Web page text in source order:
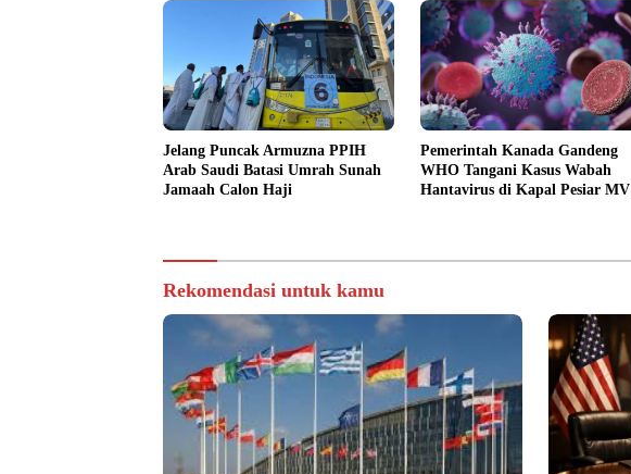
Jelang Puncak Armuzna PPIH
Arab Saudi Batasi Umrah Sunah
Jamaah Calon Haji
Pemerintah Kanada Gandeng
WHO Tangani Kasus Wabah
Hantavirus di Kapal Pesiar MV
Rekomendasi untuk kamu